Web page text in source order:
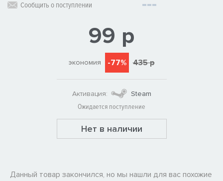
Сообщить о поступлении
99 р
экономия -77% 435 р
Активация:
Steam
Ожидается поступление
Нет в наличии
Данный товар закончился, но мы нашли для вас похожие